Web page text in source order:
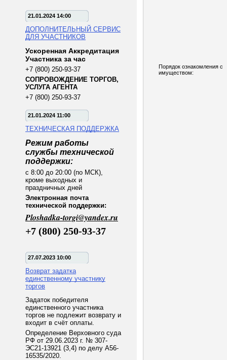
21.01.2024 14:00
ДОПОЛНИТЕЛЬНЫЙ СЕРВИС
ДЛЯ УЧАСТНИКОВ
Ускоренная Аккредитация
Участника за час
+7 (800) 250-93-37
СОПРОВОЖДЕНИЕ ТОРГОВ,
УСЛУГА АГЕНТА
+7 (800) 250-93-37
21.01.2024 11:00
ТЕХНИЧЕСКАЯ ПОДДЕРЖКА
Режим работы
службы технической
поддержки:
с 8:00 до 20:00 (по МСК),
кроме выходных и
праздничных дней
Электронная почта
технической поддержки:
Ploshadka-torgi@yandex.ru
+7 (800) 250-93-37
27.07.2023 10:00
Возврат задатка
единственному участнику
торгов
Задаток победителя
единственного участника
торгов не подлежит возврату и
входит в счёт оплаты.
Определение Верховного суда
РФ от 29.06.2023 г. № 307-
ЭС21-13921 (3,4) по делу А56-
16535/2020.
Порядок ознакомления с
имуществом: